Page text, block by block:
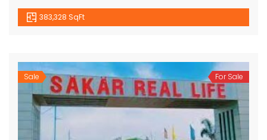
383,328 SqFt
Sale For Sale